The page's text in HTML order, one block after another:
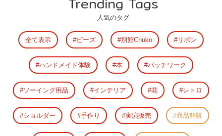
人気のタグ
全て表示 ビーズ 別館Chuko リボン
ハンドメイド体験 本 パッチワーク
ソーイング用品 インテリア 花 レトロ
ショルダー 手作り 実演販売 商品解説